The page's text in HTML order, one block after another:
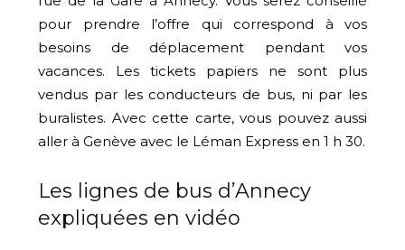
pour prendre l’offre qui correspond à vos
besoins de déplacement pendant vos
vacances. Les tickets papiers ne sont plus
vendus par les conducteurs de bus, ni par les
buralistes. Avec cette carte, vous pouvez aussi
aller à Genève avec le Léman Express en 1 h 30.
Les lignes de bus d’Annecy
expliquées en vidéo